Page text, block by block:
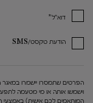
דוא"ל*
הודעת טקסט/SMS
וישמשו אותה או מי מטעמה